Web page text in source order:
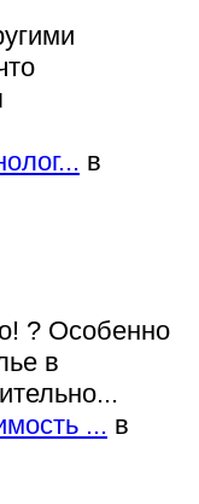
в
? Особенно
в
... в